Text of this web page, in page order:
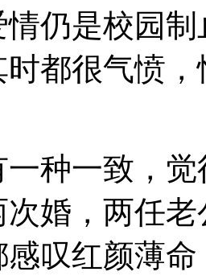
仍是校园
都很气愤
种一致，
次婚，两任
感叹红颜薄